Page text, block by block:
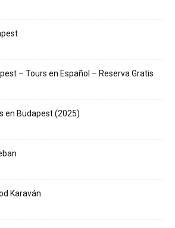
– Tours en Español – Reserva Gratis
en Budapest (2025)
Karaván